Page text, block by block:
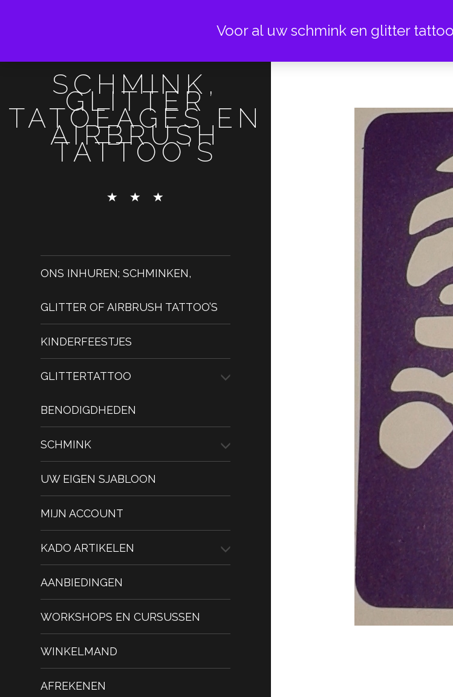
SCHMINK,
GLITTER
TATOEAGES EN
AIRBRUSH
TATTOO'S
ONS INHUREN; SCHMINKEN,
GLITTER OF AIRBRUSH TATTOO’S
KINDERFEESTJES
GLITTERTATTOO
BENODIGDHEDEN
SCHMINK
UW EIGEN SJABLOON
MIJN ACCOUNT
KADO ARTIKELEN
AANBIEDINGEN
WORKSHOPS EN CURSUSSEN
WINKELMAND
AFREKENEN
Voor al uw schmink en glitter